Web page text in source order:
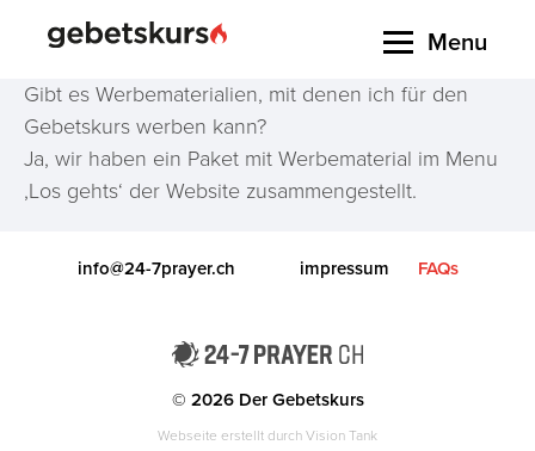
Menu
Gibt es Werbematerialien, mit denen ich für den
Gebetskurs werben kann?
Ja, wir haben ein Paket mit Werbematerial im Menu
‚Los gehts‘ der Website zusammengestellt.
© 2026 Der Gebetskurs
info@24-7prayer.ch impressum FAQs
Webseite erstellt durch Vision Tank